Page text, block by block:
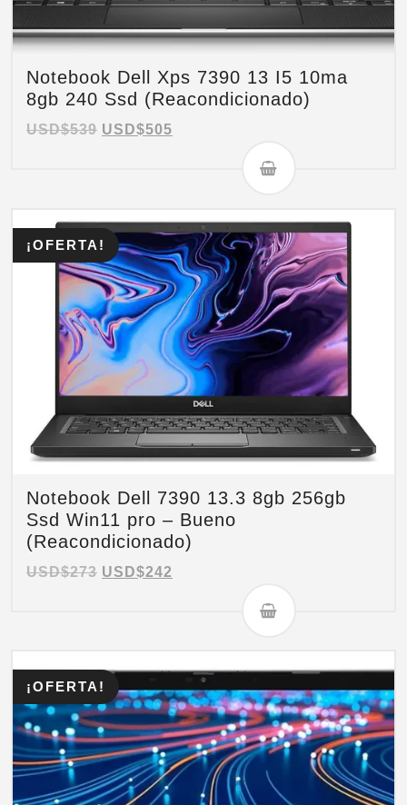
Notebook Dell Xps 7390 13 I5 10ma
8gb 240 Ssd (Reacondicionado)
USD$539 USD$505
¡OFERTA!
Notebook Dell 7390 13.3 8gb 256gb
Ssd Win11 pro – Bueno
(Reacondicionado)
USD$273 USD$242
¡OFERTA!